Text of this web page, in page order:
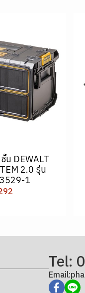
น DEWALT
2.0 รุ่น
1
Tel: